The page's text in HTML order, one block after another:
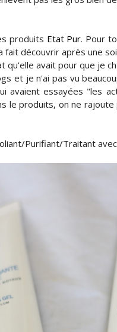
produits Etat Pur. Pour
découvrir après une
qu'elle avait pour que je
et je n'ai pas vu
avaient essayées "les
le produits, on ne
Purifiant/Traitant